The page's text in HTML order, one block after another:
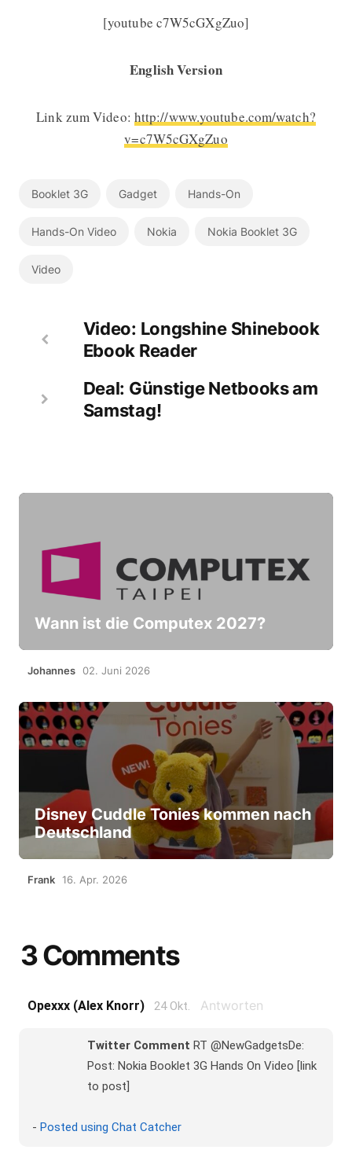
[youtube c7W5cGXgZuo]
English Version
Link zum Video: http://www.youtube.com/watch?
v=c7W5cGXgZuo
Booklet 3G Gadget Hands-On
Hands-On Video Nokia Nokia Booklet 3G
Video
Video: Longshine Shinebook
Ebook Reader
Deal: Günstige Netbooks am
Samstag!
Wann ist die Computex 2027?
Johannes 02. Juni 2026
Disney Cuddle Tonies kommen nach
Deutschland
Frank 16. Apr. 2026
3 Comments
Opexxx (alex Knorr) 24 Okt. Antworten
Twitter Comment RT @NewGadgetsDe:
Post: Nokia Booklet 3G Hands On Video [link
to post]
- Posted using Chat Catcher